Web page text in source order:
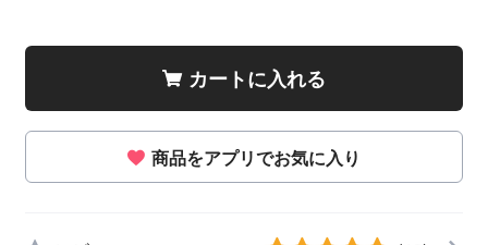
カートに入れる
商品をアプリでお気に入り